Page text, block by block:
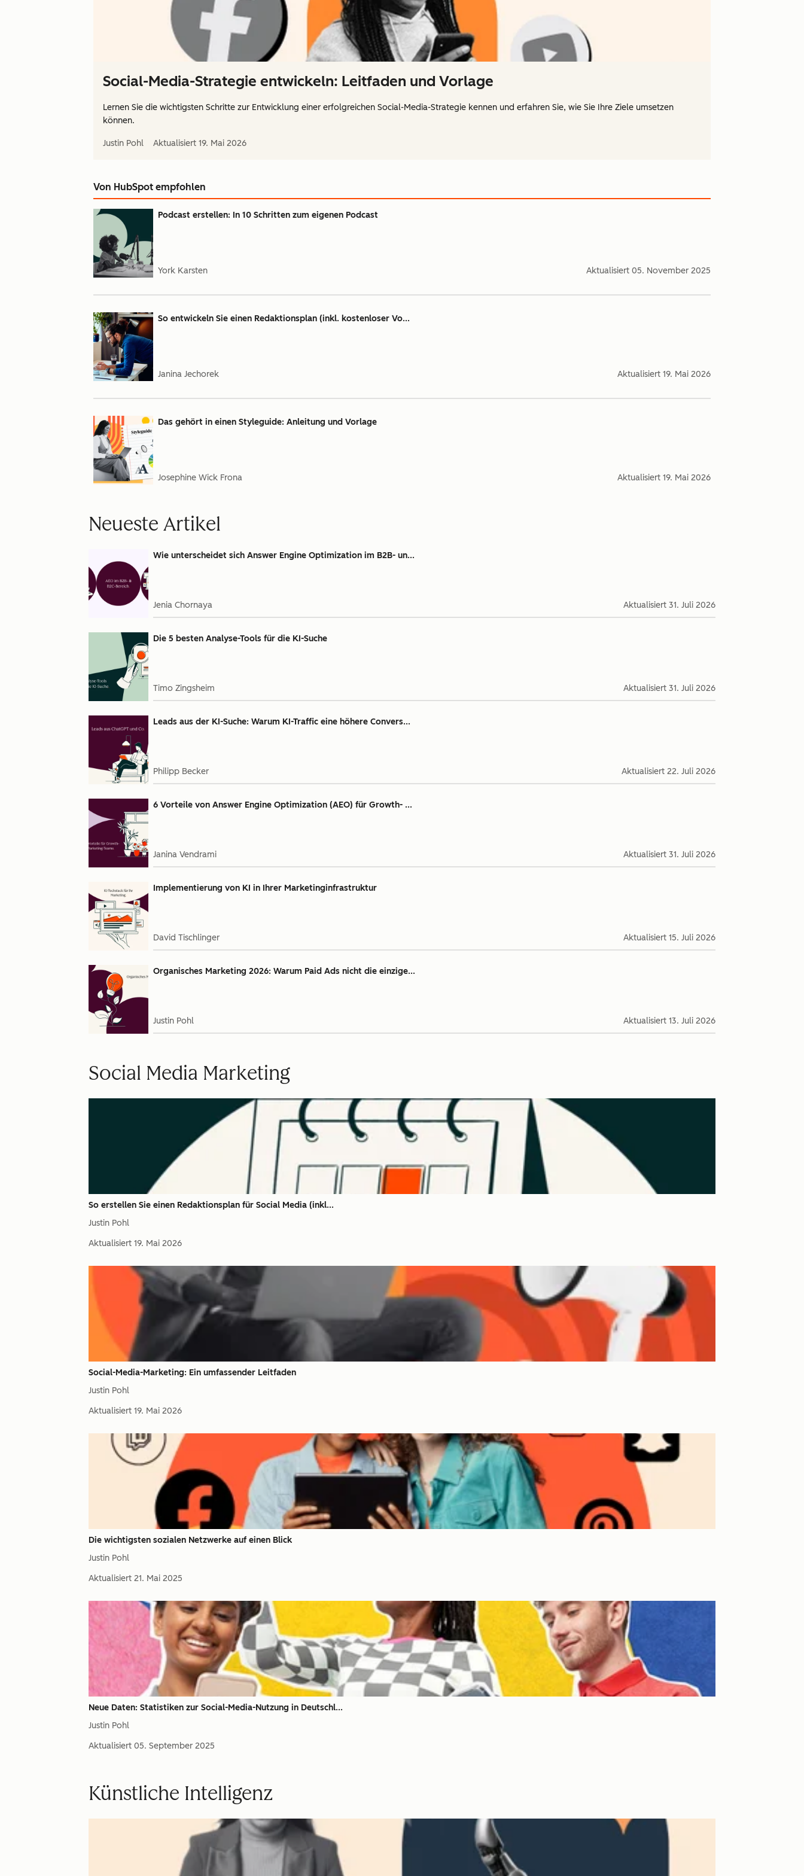
Social-Media-Strategie entwickeln: Leitfaden und Vorlage
Lernen Sie die wichtigsten Schritte zur Entwicklung einer erfolgreichen Social-Media-Strategie kennen und erfahren Sie, wie Sie Ihre Ziele umsetzen
können.
Justin Pohl Aktualisiert 19. Mai 2026
Von HubSpot empfohlen
Podcast erstellen: In 10 Schritten zum eigenen Podcast
York Karsten Aktualisiert 05. November 2025
So entwickeln Sie einen Redaktionsplan (inkl. kostenloser Vo...
Janina Jechorek Aktualisiert 19. Mai 2026
Das gehört in einen Styleguide: Anleitung und Vorlage
Josephine Wick Frona Aktualisiert 19. Mai 2026
Neueste Artikel
Wie unterscheidet sich Answer Engine Optimization im B2B- un...
Jenia Chornaya Aktualisiert 31. Juli 2026
Die 5 besten Analyse-Tools für die KI-Suche
Timo Zingsheim Aktualisiert 31. Juli 2026
Leads aus der KI-Suche: Warum KI-Traffic eine höhere Convers...
Philipp Becker Aktualisiert 22. Juli 2026
6 Vorteile von Answer Engine Optimization (AEO) für Growth- ...
Janina Vendrami Aktualisiert 31. Juli 2026
Implementierung von KI in Ihrer Marketinginfrastruktur
David Tischlinger Aktualisiert 15. Juli 2026
Organisches Marketing 2026: Warum Paid Ads nicht die einzige...
Justin Pohl Aktualisiert 13. Juli 2026
Social Media Marketing
So erstellen Sie einen Redaktionsplan für Social Media (inkl...
Justin Pohl
Aktualisiert 19. Mai 2026
Social-Media-Marketing: Ein umfassender Leitfaden
Justin Pohl
Aktualisiert 19. Mai 2026
Die wichtigsten sozialen Netzwerke auf einen Blick
Justin Pohl
Aktualisiert 21. Mai 2025
Neue Daten: Statistiken zur Social-Media-Nutzung in Deutschl...
Justin Pohl
Aktualisiert 05. September 2025
Künstliche Intelligenz